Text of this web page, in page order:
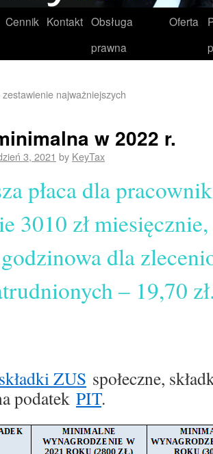
Cennik Kontakt Obsługa
prawna
Oferta
najważniejszych
w 2022 r.
3, 2021 by KeyTax
płaca dla
3010 zł
dla
– 19,70
składki ZUS społeczne,
podatek PIT.